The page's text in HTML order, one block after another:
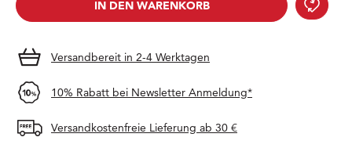
IN DEN WARENKORB
Versandbereit in 2-4 Werktagen
10% Rabatt bei Newsletter Anmeldung*
Versandkostenfreie Lieferung ab 30 €